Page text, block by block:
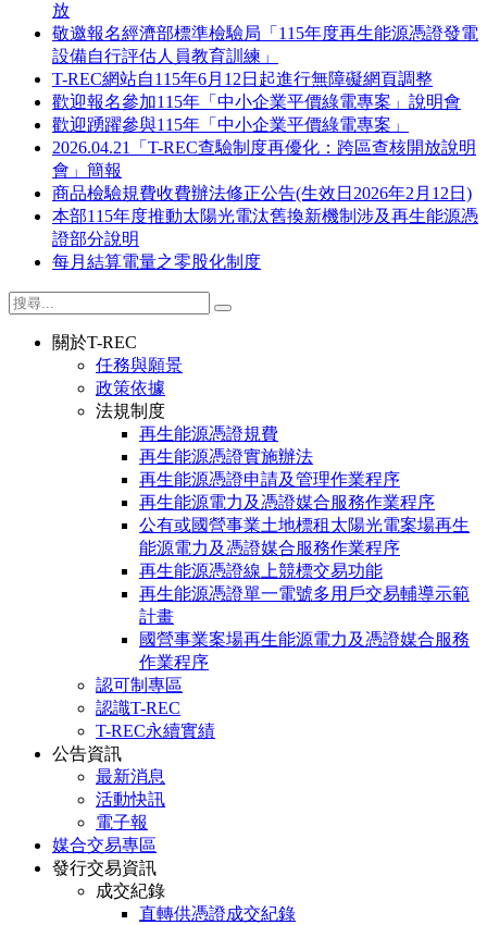
放
敬邀報名經濟部標準檢驗局「115年度再生能源憑證發電
設備自行評估人員教育訓練」
T-REC網站自115年6月12日起進行無障礙網頁調整
歡迎報名參加115年「中小企業平價綠電專案」說明會
歡迎踴躍參與115年「中小企業平價綠電專案」
2026.04.21「T-REC查驗制度再優化：跨區查核開放說明
會」簡報
商品檢驗規費收費辦法修正公告(生效日2026年2月12日)
本部115年度推動太陽光電汰舊換新機制涉及再生能源憑
證部分說明
每月結算電量之零股化制度
關於T-REC
任務與願景
政策依據
法規制度
再生能源憑證規費
再生能源憑證實施辦法
再生能源憑證申請及管理作業程序
再生能源電力及憑證媒合服務作業程序
公有或國營事業土地標租太陽光電案場再生
能源電力及憑證媒合服務作業程序
再生能源憑證線上競標交易功能
再生能源憑證單一電號多用戶交易輔導示範
計畫
國營事業案場再生能源電力及憑證媒合服務
作業程序
認可制專區
認識T-REC
T-REC永續實績
公告資訊
最新消息
活動快訊
電子報
媒合交易專區
發行交易資訊
成交紀錄
直轉供憑證成交紀錄